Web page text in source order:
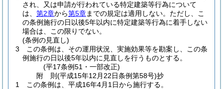
され、又は申請が行われている特定建築等行為について
は、 第2章から第5章までの規定は適用しない。 ただし、こ
の条例施行の日以後5年以内に特定建築等行為に着手しない
場合は、この限りでない。
(条例の見直し)
3
この条例は、その運用状況、実施効果等を勘案し、この条
例施行の日以後5年以内に見直しを行うものとする。
(平17条例51・一部改正)
附 則(平成15年12月22日条例第58号)抄
1
この条例は、平成16年4月1日から施行する。